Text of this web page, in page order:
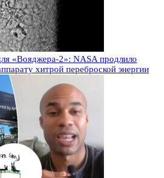
«Вояджера-2»: NASA продлило
хитрой переброской энергии